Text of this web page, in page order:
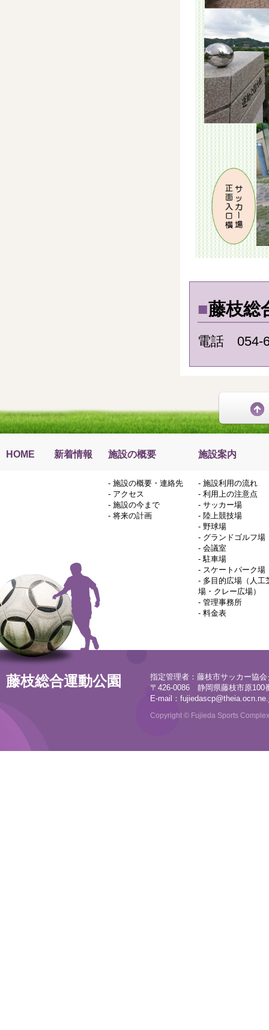
■藤枝総
電話 054-
HOME 新着情報 施設の概要 施設案内
- 施設の概要・連絡先
- アクセス
- 施設の今まで
- 将来の計画
- 施設利用の流れ
- 利用上の注意点
- サッカー場
- 陸上競技場
- 野球場
- グランドゴルフ場
- 会議室
-駐車場
- スケートパーク場
- 多目的広場（人工
場・クレー広場）
- 管理事務所
- 料金表
藤枝総合運動公園
指定管理者：藤枝市サッカー協
〒426-0086 静岡県藤枝市原100
E-mail：
Copyright © Fujieda Sports